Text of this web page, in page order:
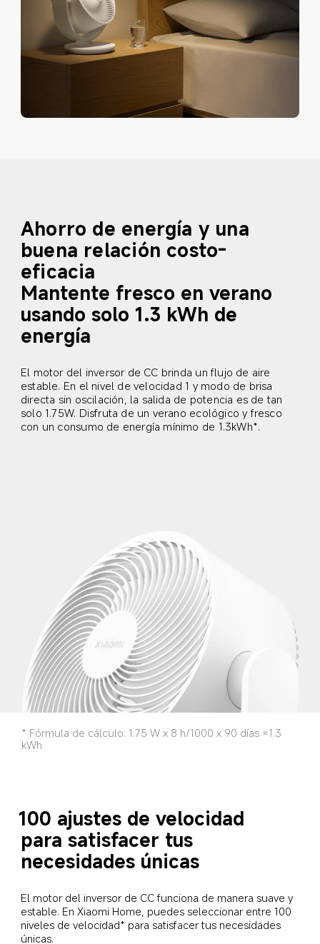
Ahorro de energía y una
buena relación costo-
eficacia
Mantente fresco en verano
usando solo 1.3 kWh de
energía
El motor del inversor de CC brinda un flujo de aire
estable. En el nivel de velocidad 1 y modo de brisa
directa sin oscilación, la salida de potencia es de tan
solo 1.75W. Disfruta de un verano ecológico y fresco
con un consumo de energía mínimo de 1.3kWh*.
* Fórmula de cálculo: 1.75 W x 8 h/1000 x 90 días ≈1.3
kWh
100 ajustes de velocidad
para satisfacer tus
necesidades únicas
El motor del inversor de CC funciona de manera suave y
estable. En Xiaomi Home, puedes seleccionar entre 100
niveles de velocidad* para satisfacer tus necesidades
únicas.